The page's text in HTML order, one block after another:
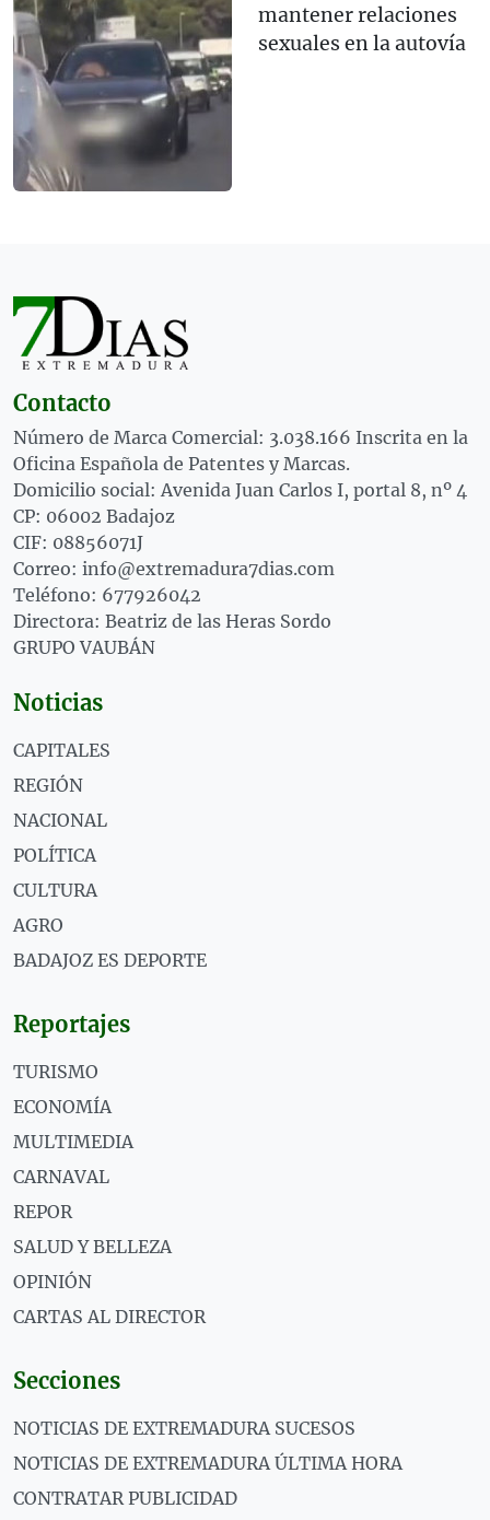
mantener relaciones
sexuales en la autovía
Contacto
Número de Marca Comercial: 3.038.166 Inscrita en la
Oficina Española de Patentes y Marcas.
Domicilio social: Avenida Juan Carlos I, portal 8, nº 4
CP: 06002 Badajoz
CIF: 08856071J
Correo: info@extremadura7dias.com
Teléfono: 677926042
Directora: Beatriz de las Heras Sordo
GRUPO VAUBÁN
Noticias
CAPITALES
REGIÓN
NACIONAL
POLÍTICA
CULTURA
AGRO
BADAJOZ ES DEPORTE
Reportajes
TURISMO
ECONOMÍA
MULTIMEDIA
CARNAVAL
REPOR
SALUD Y BELLEZA
OPINIÓN
CARTAS AL DIRECTOR
Secciones
NOTICIAS DE EXTREMADURA SUCESOS
NOTICIAS DE EXTREMADURA ÚLTIMA HORA
CONTRATAR PUBLICIDAD